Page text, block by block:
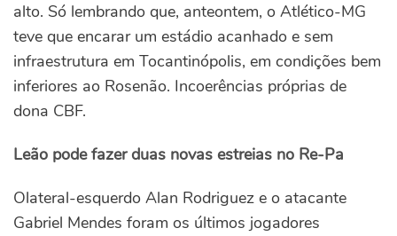
alto. Só lembrando que, anteontem, o Atlético-MG
teve que encarar um estádio acanhado e sem
infraestrutura em Tocantinópolis, em condições bem
inferiores ao Rosenão. Incoerências próprias de
dona CBF.
Leão pode fazer duas novas estreias no Re-Pa
Olateral-esquerdo Alan Rodriguez e o atacante
Gabriel Mendes foram os últimos jogadores